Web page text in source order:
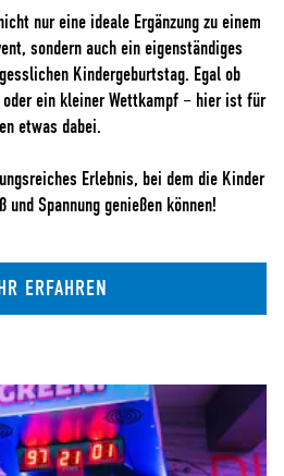
nur eine ideale Ergänzung zu einem
sondern auch ein eigenständiges
Kindergeburtstag. Egal ob
ein kleiner Wettkampf – hier ist für
etwas dabei.
Erlebnis, bei dem die Kinder
und Spannung genießen können!
ERFAHREN